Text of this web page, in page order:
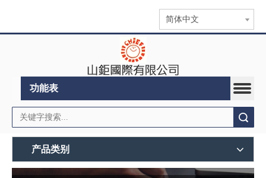
简体中文
功能表
产品类别